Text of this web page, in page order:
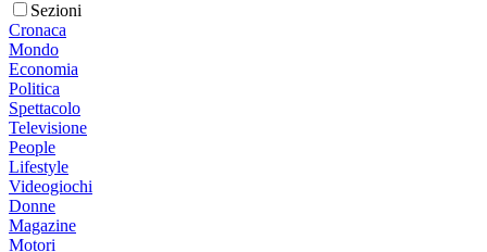
Sezioni
Cronaca
Mondo
Economia
Politica
Spettacolo
Televisione
People
Lifestyle
Videogiochi
Donne
Magazine
Motori